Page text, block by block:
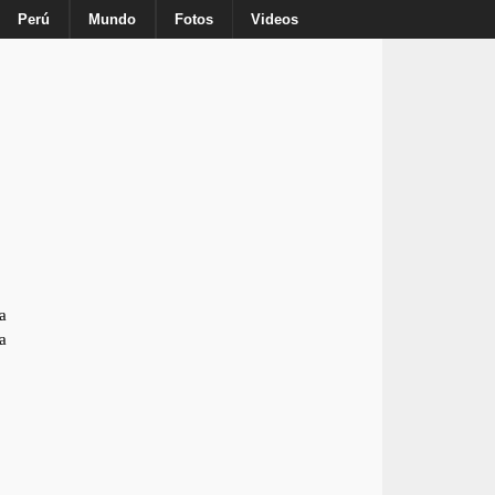
Inicio Nosotros Anuncie
Perú Mundo Fotos Videos